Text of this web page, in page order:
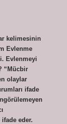
kelimesinin
Evlenme
Evlenmeyi
“Mücbir
olaylar
ifade
eder.